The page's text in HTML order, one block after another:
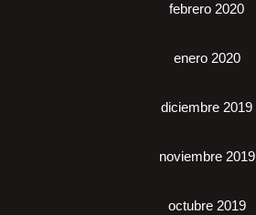
febrero 2020
enero 2020
diciembre 2019
noviembre 2019
octubre 2019